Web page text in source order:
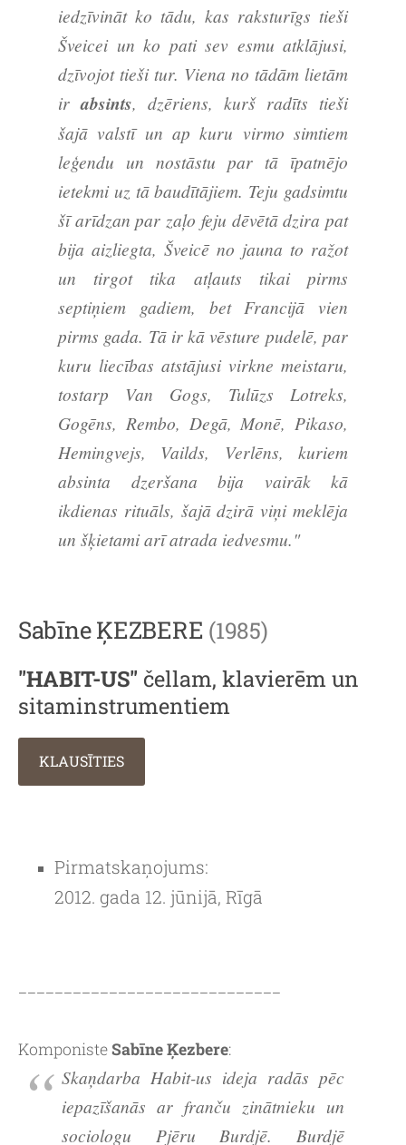
iedzīvināt ko tādu, kas raksturīgs tieši
Šveicei un ko pati sev esmu atklājusi,
dzīvojot tieši tur. Viena no tādām lietām
irabsints, dzēriens, kurš radīts tieši
šajā valstī un ap kuru virmo simtiem
leģendu un nostāstu par tā īpatnējo
ietekmi uz tā baudītājiem. Teju gadsimtu
šī arīdzan par zaļo feju dēvētā dzira pat
bija aizliegta, Šveicē no jauna to ražot
un tirgot tika atļauts tikai pirms
septiņiem gadiem, bet Francijā vien
pirms gada. Tā ir kā vēsture pudelē, par
kuru liecības atstājusi virkne meistaru,
tostarp Van Gogs, Tulūzs Lotreks,
Gogēns, Rembo, Degā, Monē, Pikaso,
Hemingvejs, Vailds, Verlēns, kuriem
absinta dzeršana bija vairāk kā
ikdienas rituāls, šajā dzirā viņi meklēja
un šķietami arī atrada iedvesmu."
Sabīne ĶEZBERE (1985)
"HABIT-US" čellam, klavierēm un
sitaminstrumentiem
KLAUSĪTIES
Pirmatskaņojums:
2012. gada 12. jūnijā, Rīgā
KomponisteSabīne Ķezbere:
Skaņdarba Habit-us ideja radās pēc
iepazīšanās ar franču zinātnieku un
sociologu Pjēru Burdjē. Burdjē